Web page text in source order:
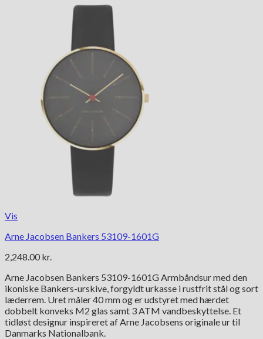
Vis
Arne Jacobsen Bankers 53109-1601G
2,248.00 kr.
Arne Jacobsen Bankers 53109-1601G Armbåndsur med den
ikoniske Bankers-urskive, forgyldt urkasse i rustfrit stål og sort
læderrem. Uret måler 40 mm og er udstyret med hærdet
dobbelt konveks M2 glas samt 3 ATM vandbeskyttelse. Et
tidløst designur inspireret af Arne Jacobsens originale ur til
Danmarks Nationalbank.